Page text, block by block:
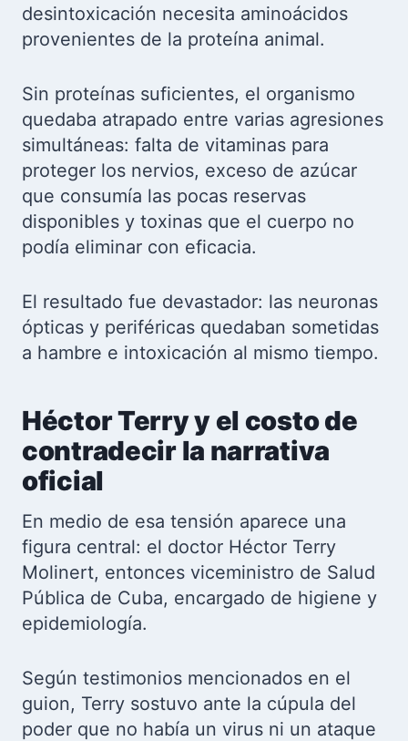
desintoxicación necesita aminoácidos
provenientes de la proteína animal.
Sin proteínas suficientes, el organismo
quedaba atrapado entre varias agresiones
simultáneas: falta de vitaminas para
proteger los nervios, exceso de azúcar
que consumía las pocas reservas
disponibles y toxinas que el cuerpo no
podía eliminar con eficacia.
El resultado fue devastador: las neuronas
ópticas y periféricas quedaban sometidas
a hambre e intoxicación al mismo tiempo.
Héctor Terry y el costo de
contradecir la narrativa
oficial
En medio de esa tensión aparece una
figura central: el doctor Héctor Terry
Molinert, entonces viceministro de Salud
Pública de Cuba, encargado de higiene y
epidemiología.
Según testimonios mencionados en el
guion, Terry sostuvo ante la cúpula del
poder que no había un virus ni un ataque